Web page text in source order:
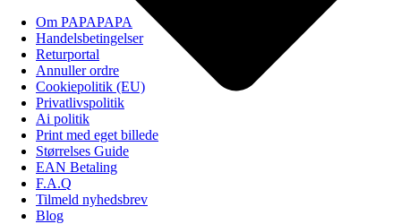
Om PAPAPAPA
Handelsbetingelser
Returportal
Annuller ordre
Cookiepolitik (EU)
Privatlivspolitik
Ai politik
Print med eget billede
Størrelses Guide
EAN Betaling
F.A.Q
Tilmeld nyhedsbrev
Blog